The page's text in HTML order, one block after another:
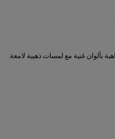
بألوان غنية مع لمسات ذهبية لامعة.